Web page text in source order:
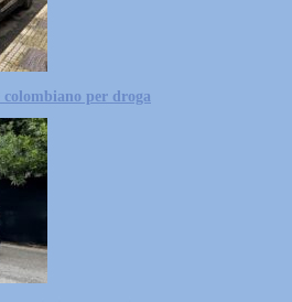
per droga